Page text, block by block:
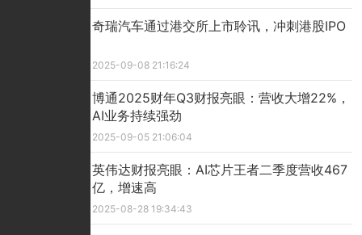
奇瑞汽车通过港交所上市聆讯，冲刺港股IPO
2025-09-08 21:16:24
博通2025财年Q3财报亮眼：营收大增22%，
AI业务持续强劲
2025-09-05 21:06:04
英伟达财报亮眼：AI芯片王者二季度营收467
亿，增速高
2025-08-28 19:34:43